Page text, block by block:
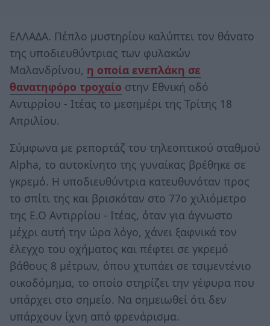
ΕΛΛΑΔΑ. Πέπλο μυστηρίου καλύπτει τον θάνατο
της υποδιευθύντριας των φυλακών
Μαλανδρίνου, η οποία ενεπλάκη σε
θανατηφόρο τροχαίο στην Εθνική οδό
Αντιρρίου - Ιτέας το μεσημέρι της Τρίτης 18
Απριλίου.
Σύμφωνα με ρεπορτάζ του τηλεοπτικού σταθμού
Alpha, το αυτοκίνητο της γυναίκας βρέθηκε σε
γκρεμό. Η υποδιευθύντρια κατευθυνόταν προς
το σπίτι της και βρισκόταν στο 77ο χιλιόμετρο
της Ε.Ο Αντιρρίου - Ιτέας, όταν για άγνωστο
μέχρι αυτή την ώρα λόγο, χάνει ξαφνικά τον
έλεγχο του οχήματος και πέφτει σε γκρεμό
βάθους 8 μέτρων, όπου χτυπάει σε τσιμεντένιο
οικοδόμημα, το οποίο στηρίζει την γέφυρα που
υπάρχει στο σημείο. Να σημειωθεί ότι δεν
υπάρχουν ίχνη από φρενάρισμα.